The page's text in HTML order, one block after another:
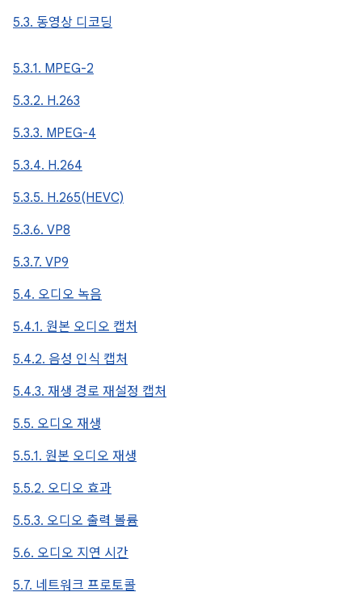
5.3. 동영상 디코딩
5.3.1. MPEG-2
5.3.2. H.263
5.3.3. MPEG-4
5.3.4. H.264
5.3.5. H.265(HEVC)
5.3.6. VP8
5.3.7. VP9
5.4. 오디오 녹음
5.4.1. 원본 오디오 캡처
5.4.2. 음성 인식 캡처
5.4.3. 재생 경로 재설정 캡처
5.5. 오디오 재생
5.5.1. 원본 오디오 재생
5.5.2. 오디오 효과
5.5.3. 오디오 출력 볼륨
5.6. 오디오 지연 시간
5.7. 네트워크 프로토콜